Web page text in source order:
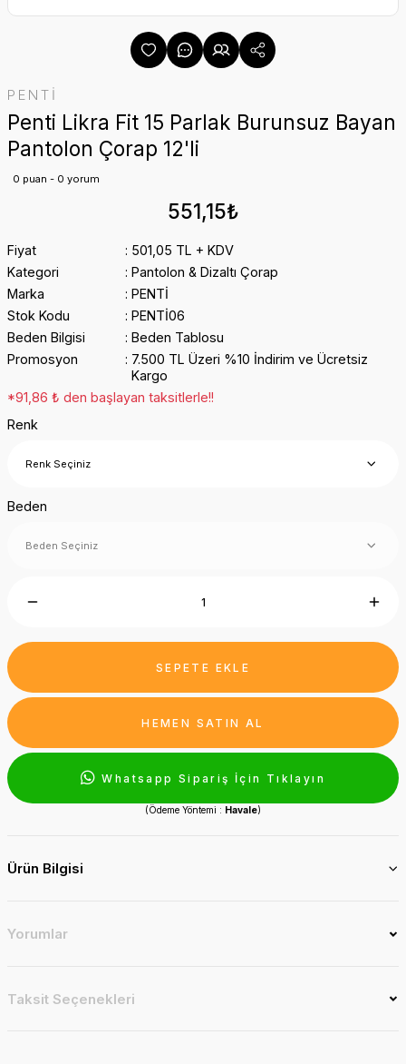
PENTİ
Penti Likra Fit 15 Parlak Burunsuz Bayan
Pantolon Çorap 12'li
0 puan - 0 yorum
551,15₺
Fiyat
501,05 TL + KDV
Kategori
Pantolon & Dizaltı Çorap
Marka
PENTİ
Stok Kodu
PENTİ06
Beden Bilgisi
Beden Tablosu
Promosyon
7.500 TL Üzeri %10 İndirim ve Ücretsiz
Kargo
*91,86 ₺ den başlayan taksitlerle!!
Renk
Beden
SEPETE EKLE
HEMEN SATIN AL
Whatsapp Sipariş İçin Tıklayın
(Ödeme Yöntemi : Havale)
Ürün Bilgisi
Yorumlar
Taksit Seçenekleri